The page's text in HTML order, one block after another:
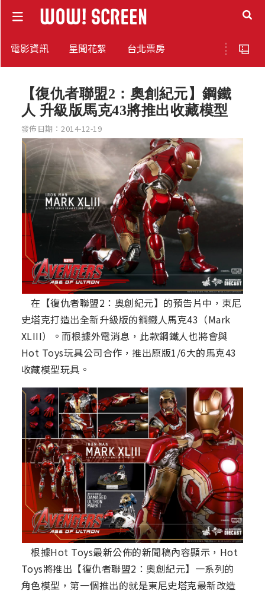
電影資訊 星聞花絮 台北票房
【復仇者聯盟2：奧創紀元】鋼鐵
人 升級版馬克43將推出收藏模型
發佈日期：2014-12-19
在【復仇者聯盟2：奧創紀元】的預告片中，東尼
史塔克打造出全新升級版的鋼鐵人馬克43（Mark
XLIII）。而根據外電消息，此款鋼鐵人也將會與
Hot Toys玩具公司合作，推出原版1/6大的馬克43
收藏模型玩具。
根據Hot Toys最新公佈的新聞稿內容顯示，Hot
Toys將推出【復仇者聯盟2：奧創紀元】一系列的
角色模型，第一個推出的就是東尼史塔克最新改造